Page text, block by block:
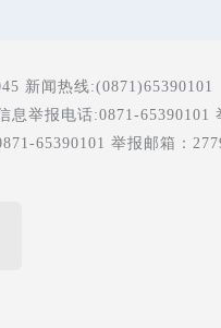
新闻热线:(0871)65390101
息举报电话:0871-65390101
65390101 举报邮箱：